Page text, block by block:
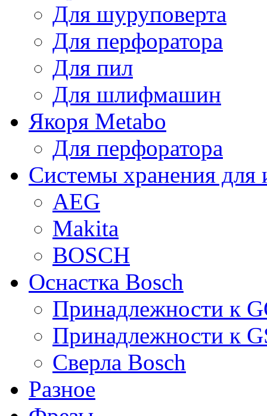
Для шуруповерта
Для перфоратора
Для пил
Для шлифмашин
Якоря Metabo
Для перфоратора
Системы хранения для
AEG
Makita
BOSCH
Оснастка Bosch
Принадлежности к
Принадлежности к
Сверла Bosch
Разное